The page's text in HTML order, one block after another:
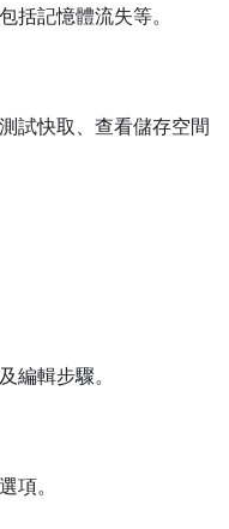
括記憶體流失等。
試快取、查看儲存空間
編輯步驟。
項。